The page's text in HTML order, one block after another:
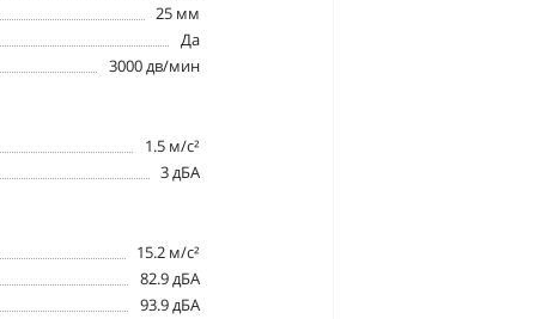
25 мм
Да
3000 дв/мин
1.5 м/с²
3 дБА
15.2 м/с²
82.9 дБА
93.9 дБА